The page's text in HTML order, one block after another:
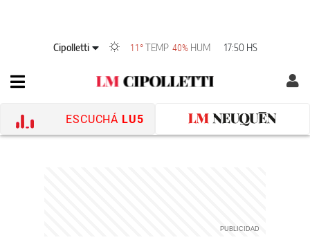
Cipolletti 11° TEMP 40% HUM 17:50 HS
ESCUCHÁ LU5